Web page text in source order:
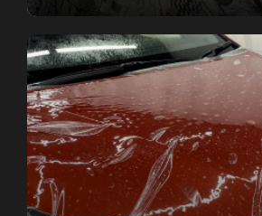
Керамическое
покрытие автомобиля